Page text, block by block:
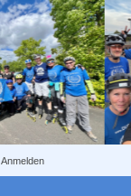
Anmelden